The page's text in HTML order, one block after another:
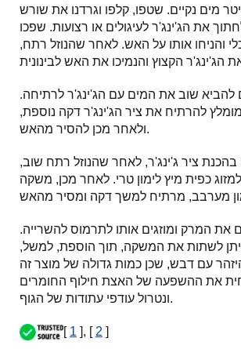
מים נקיים. שטפו, קלפו וגרדנו את שורש
את הג'ינג'ר לעיגולים או רצועות. שפכו
והניחו אותו על האש. לאחר שהנוזל רתח,
להביא שוב את המים עם הג'ינג'ר לרתיחה.
להרתיח את ציר הג'ינג'ר דקה נוספת,
ולאחר מכן להסיר מהאש.
בהכנת ציר ג'ינג'ר, לאחר שהנוזל רתח שוב,
למזוג כפית מיץ לימון טרי. לאחר מכן, משקה
את המרק ומוזגים אותו לתרמוס להשרייה.
לשתות את המשקה, תוך הוספת, למשל,
עם דבש, שכן כמות גדולה של מוצר זה
את ההשפעה של האצת חילוף החומרים
ונטרול עודפי עתודות של הגוף.
[ 1 ], [ 2 ]